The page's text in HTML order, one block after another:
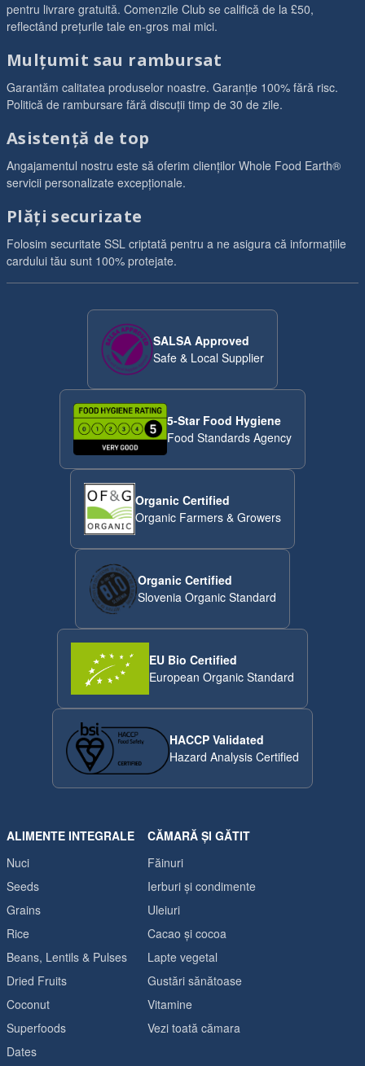
pentru livrare gratuită. Comenzile Club se califică de la £50,
reflectând prețurile tale en-gros mai mici.
Mulțumit sau rambursat
Garantăm calitatea produselor noastre. Garanție 100% fără risc.
Politică de rambursare fără discuții timp de 30 de zile.
Asistență de top
Angajamentul nostru este să oferim clienților Whole Food Earth®
servicii personalizate excepționale.
Plăți securizate
Folosim securitate SSL criptată pentru a ne asigura că informațiile
cardului tău sunt 100% protejate.
SALSA Approved
Safe & Local Supplier
5-Star Food Hygiene
Food Standards Agency
Organic Certified
Organic Farmers & Growers
Organic Certified
Slovenia Organic Standard
EU Bio Certified
European Organic Standard
HACCP Validated
Hazard Analysis Certified
ALIMENTE INTEGRALE
Nuci
Seeds
Grains
Rice
Beans, Lentils & Pulses
Dried Fruits
Coconut
Superfoods
Dates
CĂMARĂ ȘI GĂTIT
Făinuri
Ierburi și condimente
Uleiuri
Cacao și cocoa
Lapte vegetal
Gustări sănătoase
Vitamine
Vezi toată cămara